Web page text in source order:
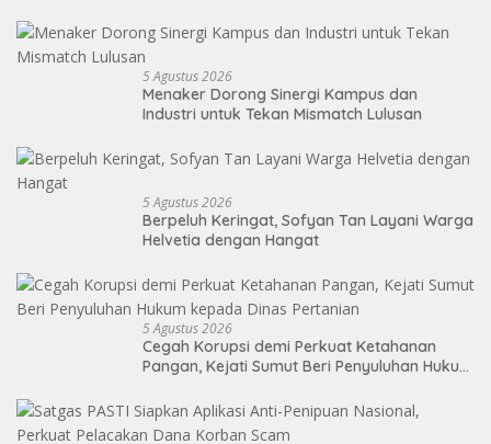
5 Agustus 2026
Menaker Dorong Sinergi Kampus dan
Industri untuk Tekan Mismatch Lulusan
5 Agustus 2026
Berpeluh Keringat, Sofyan Tan Layani Warga
Helvetia dengan Hangat
5 Agustus 2026
Cegah Korupsi demi Perkuat Ketahanan
Pangan, Kejati Sumut Beri Penyuluhan Hukum